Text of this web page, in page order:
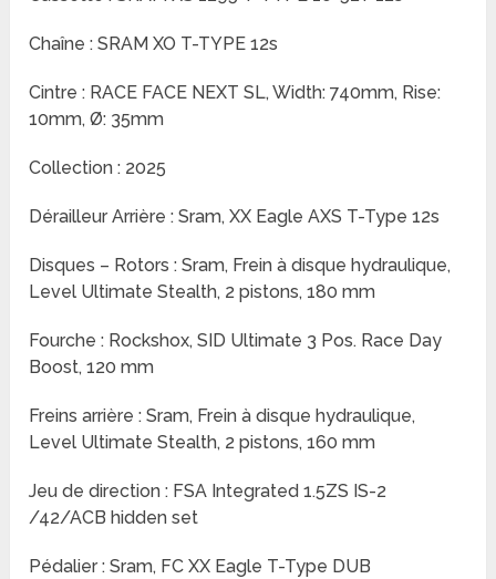
Chaîne : SRAM XO T-TYPE 12s
Cintre : RACE FACE NEXT SL, Width: 740mm, Rise:
10mm, Ø: 35mm
Collection : 2025
Dérailleur Arrière : Sram, XX Eagle AXS T-Type 12s
Disques – Rotors : Sram, Frein à disque hydraulique,
Level Ultimate Stealth, 2 pistons, 180 mm
Fourche : Rockshox, SID Ultimate 3 Pos. Race Day
Boost, 120 mm
Freins arrière : Sram, Frein à disque hydraulique,
Level Ultimate Stealth, 2 pistons, 160 mm
Jeu de direction : FSA Integrated 1.5ZS IS-2
/42/ACB hidden set
Pédalier : Sram, FC XX Eagle T-Type DUB